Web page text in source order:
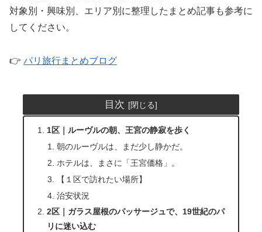
対象別・興味別、エリア別に整理したまとめ記事も参考に
してください。
👉 パリ旅行まとめブログ
目次
1区｜ルーヴルの朝、王宮の静寂を歩く
朝のルーヴルは、まだ少し静かだ。
ホテルは、まさに「王宮価格」。
【１区で訪れたい場所】
治安状況
2区｜ガラス屋根のパッサージュで、19世紀のパ
リに迷い込む